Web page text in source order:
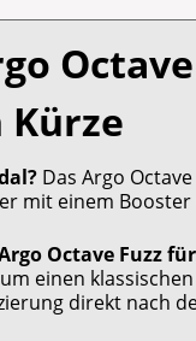
Octave
Kürze
Das Argo
mit einem
Octave Fuzz
einen klassischen
direkt nach